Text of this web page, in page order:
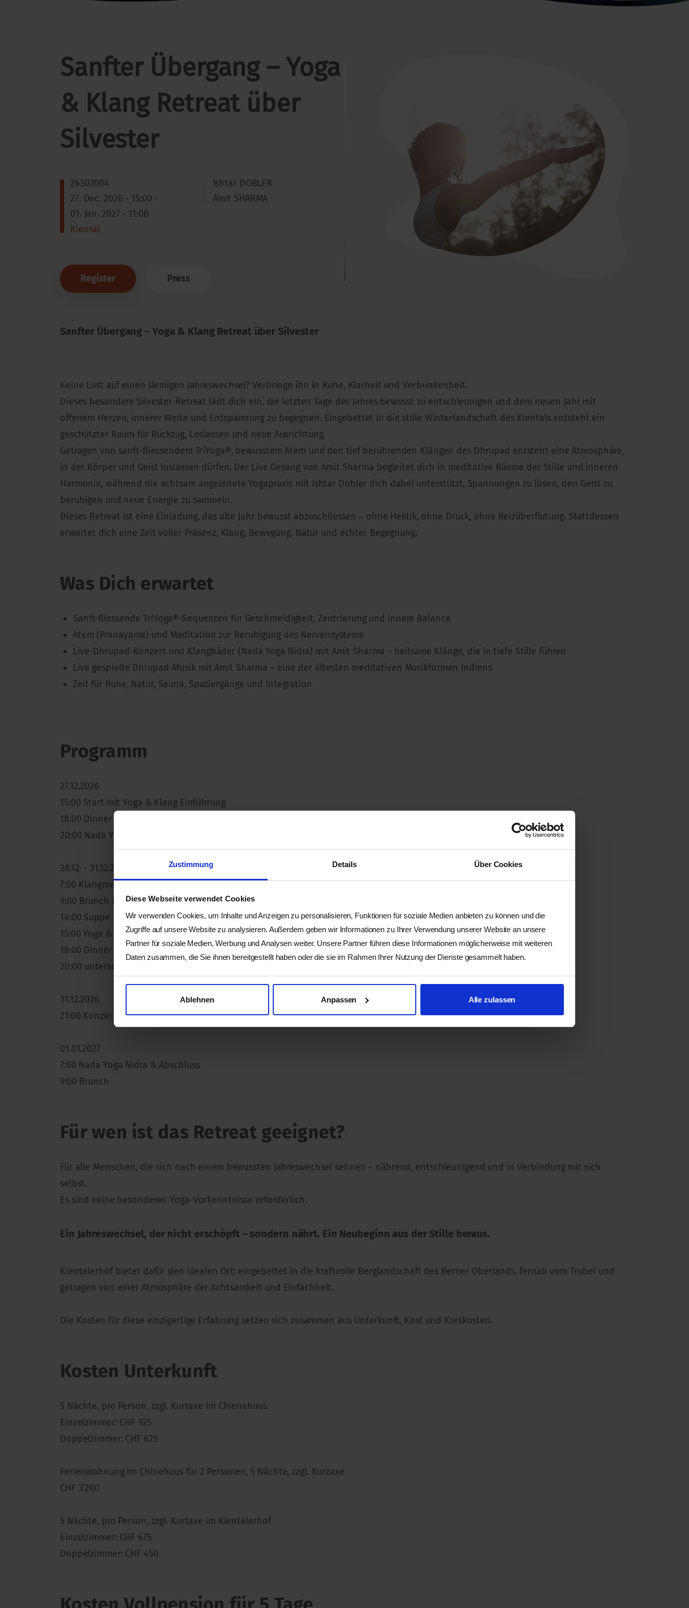
Zustimmung Details Über Cookies
Diese Webseite verwendet Cookies
Wir verwenden Cookies, um Inhalte und Anzeigen zu personalisieren, Funktionen für soziale Medien anbieten zu können und die
Zugriffe auf unsere Website zu analysieren. Außerdem geben wir Informationen zu Ihrer Verwendung unserer Website an unsere
Partner für soziale Medien, Werbung und Analysen weiter. Unsere Partner führen diese Informationen möglicherweise mit weiteren
Daten zusammen, die Sie ihnen bereitgestellt haben oder die sie im Rahmen Ihrer Nutzung der Dienste gesammelt haben.
Ablehnen Anpassen Alle zulassen
Sanfter Übergang – Yoga
& Klang Retreat über
Silvester
26302004
27. Dec. 2026 - 15:00 -
01. Jan. 2027 - 11:00
Kiental
Ishtar DOBLER
Amit SHARMA
Register Press
Sanfter Übergang – Yoga & Klang Retreat über Silvester
Keine Lust auf einen lärmigen Jahreswechsel? Verbringe ihn in Ruhe, Klarheit und Verbundenheit.
Dieses besondere Silvester-Retreat lädt dich ein, die letzten Tage des Jahres bewusst zu entschleunigen und dem neuen Jahr mit
offenem Herzen, innerer Weite und Entspannung zu begegnen. Eingebettet in die stille Winterlandschaft des Kientals entsteht ein
geschützter Raum für Rückzug, Loslassen und neue Ausrichtung.
Getragen von sanft-fliessendem TriYoga®, bewusstem Atem und den tief berührenden Klängen des Dhrupad entsteht eine Atmosphäre,
in der Körper und Geist loslassen dürfen. Der Live Gesang von Amit Sharma begleitet dich in meditative Räume der Stille und inneren
Harmonie, während die achtsam angeleitete Yogapraxis mit Ishtar Dobler dich dabei unterstützt, Spannungen zu lösen, den Geist zu
beruhigen und neue Energie zu sammeln.
Dieses Retreat ist eine Einladung, das alte Jahr bewusst abzuschliessen – ohne Hektik, ohne Druck, ohne Reizüberflutung. Stattdessen
erwartet dich eine Zeit voller Präsenz, Klang, Bewegung, Natur und echter Begegnung.
Was Dich erwartet
Sanft-fliessende TriYoga®-Sequenzen für Geschmeidigkeit, Zentrierung und innere Balance
Atem (Pranayama) und Meditation zur Beruhigung des Nervensystems
Live-Dhrupad-Konzert und Klangbäder (Nada Yoga Nidra) mit Amit Sharma – heilsame Klänge, die in tiefe Stille führen
Live gespielte Dhrupad-Musik mit Amit Sharma – eine der ältesten meditativen Musikformen Indiens
Zeit für Ruhe, Natur, Sauna, Spaziergänge und Integration
Programm
27.12.2026
15:00 Start mit Yoga & Klang Einführung
18:00 Dinner
20:00 Nada Yoga Nidra
28.12. - 31.12.2026
7:00 Klangmeditation & Yoga
9:00 Brunch & Freizeit
14:00 Suppe
15:00 Yoga & Klang
18:00 Dinner
20:00 unterschiedliche Abendprogramme inklusive Original Dhrupad Konzert am 30.12.26
31.12.2026
21:00 Konzert mit anschliessendem Anstossen zum Neujahr
01.01.2027
7:00 Nada Yoga Nidra & Abschluss
9:00 Brunch
Für wen ist das Retreat geeignet?
Für alle Menschen, die sich nach einem bewussten Jahreswechsel sehnen – nährend, entschleunigend und in Verbindung mit sich
selbst.
Es sind keine besonderen Yoga-Vorkenntnisse erforderlich.
Ein Jahreswechsel, der nicht erschöpft – sondern nährt. Ein Neubeginn aus der Stille heraus.
Kientalerhof bietet dafür den idealen Ort: eingebettet in die kraftvolle Berglandschaft des Berner Oberlands, fernab vom Trubel und
getragen von einer Atmosphäre der Achtsamkeit und Einfachheit.
Die Kosten für diese einzigartige Erfahrung setzen sich zusammen aus Unterkunft, Kost und Kurskosten.
Kosten Unterkunft
5 Nächte, pro Person, zzgl. Kurtaxe im Chienehuus
Einzelzimmer: CHF 925
Doppelzimmer: CHF 625
Ferienwohnung im Chinehuus für 2 Personen, 5 Nächte, zzgl. Kurzaxe
CHF 3’200
5 Nächte, pro Person, zzgl. Kurtaxe im Kientalerhof
Einzelzimmer: CHF 675
Doppelzimmer: CHF 450